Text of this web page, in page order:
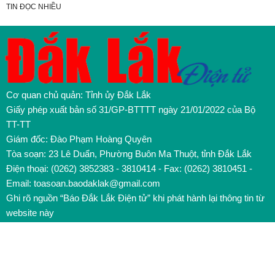
TIN ĐỌC NHIỀU
Cơ quan chủ quản: Tỉnh ủy Đắk Lắk
Giấy phép xuất bản số 31/GP-BTTTT ngày 21/01/2022 của Bộ
TT-TT
Giám đốc: Đào Phạm Hoàng Quyên
Tòa soạn: 23 Lê Duẩn, Phường Buôn Ma Thuột, tỉnh Đắk Lắk
Điện thoại: (0262) 3852383 - 3810414 - Fax: (0262) 3810451 -
Email: toasoan.baodaklak@gmail.com
Ghi rõ nguồn “Báo Đắk Lắk Điện tử” khi phát hành lại thông tin từ
website này